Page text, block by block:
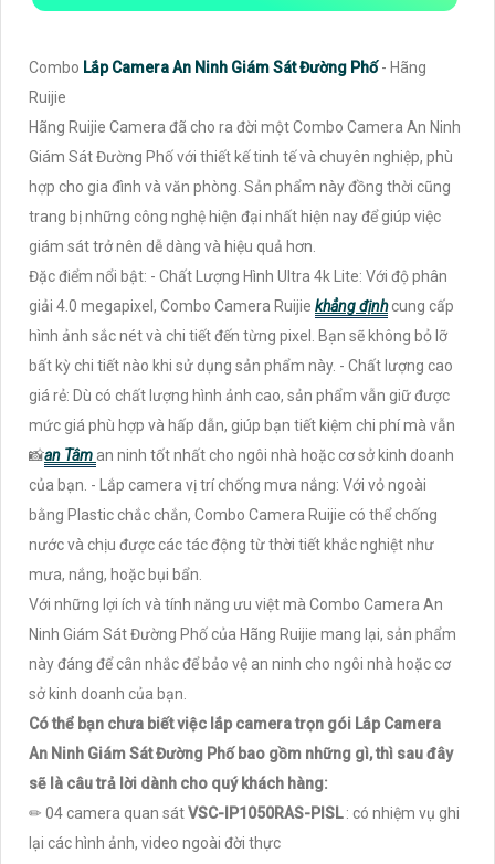
Combo Lắp Camera An Ninh Giám Sát Đường Phố- Hãng
Ruijie
Hãng Ruijie Camera đã cho ra đời một Combo Camera An Ninh
Giám Sát Đường Phố với thiết kế tinh tế và chuyên nghiệp, phù
hợp cho gia đình và văn phòng. Sản phẩm này đồng thời cũng
trang bị những công nghệ hiện đại nhất hiện nay để giúp việc
giám sát trở nên dễ dàng và hiệu quả hơn.
Đặc điểm nổi bật: - Chất Lượng Hình Ultra 4k Lite: Với độ phân
giải 4.0 megapixel, Combo Camera Ruijie khẳng địnhcung cấp
hình ảnh sắc nét và chi tiết đến từng pixel. Bạn sẽ không bỏ lỡ
bất kỳ chi tiết nào khi sử dụng sản phẩm này. - Chất lượng cao
giá rẻ: Dù có chất lượng hình ảnh cao, sản phẩm vẫn giữ được
mức giá phù hợp và hấp dẫn, giúp bạn tiết kiệm chi phí mà vẫn
📸an Tâm an ninh tốt nhất cho ngôi nhà hoặc cơ sở kinh doanh
của bạn. - Lắp camera vị trí chống mưa nắng: Với vỏ ngoài
bằng Plastic chắc chắn, Combo Camera Ruijie có thể chống
nước và chịu được các tác động từ thời tiết khắc nghiệt như
mưa, nắng, hoặc bụi bẩn.
Với những lợi ích và tính năng ưu việt mà Combo Camera An
Ninh Giám Sát Đường Phố của Hãng Ruijie mang lại, sản phẩm
này đáng để cân nhắc để bảo vệ an ninh cho ngôi nhà hoặc cơ
sở kinh doanh của bạn.
Có thể bạn chưa biết việc lắp camera trọn gói Lắp Camera
An Ninh Giám Sát Đường Phố bao gồm những gì, thì sau đây
sẽ là câu trả lời dành cho quý khách hàng:
✏ 04 camera quan sátVSC-IP1050RAS-PISL: có nhiệm vụ ghi
lại các hình ảnh, video ngoài đời thực